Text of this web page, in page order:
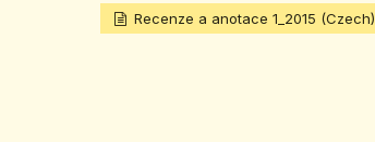
Recenze a anotace 1_2015 (Czech)